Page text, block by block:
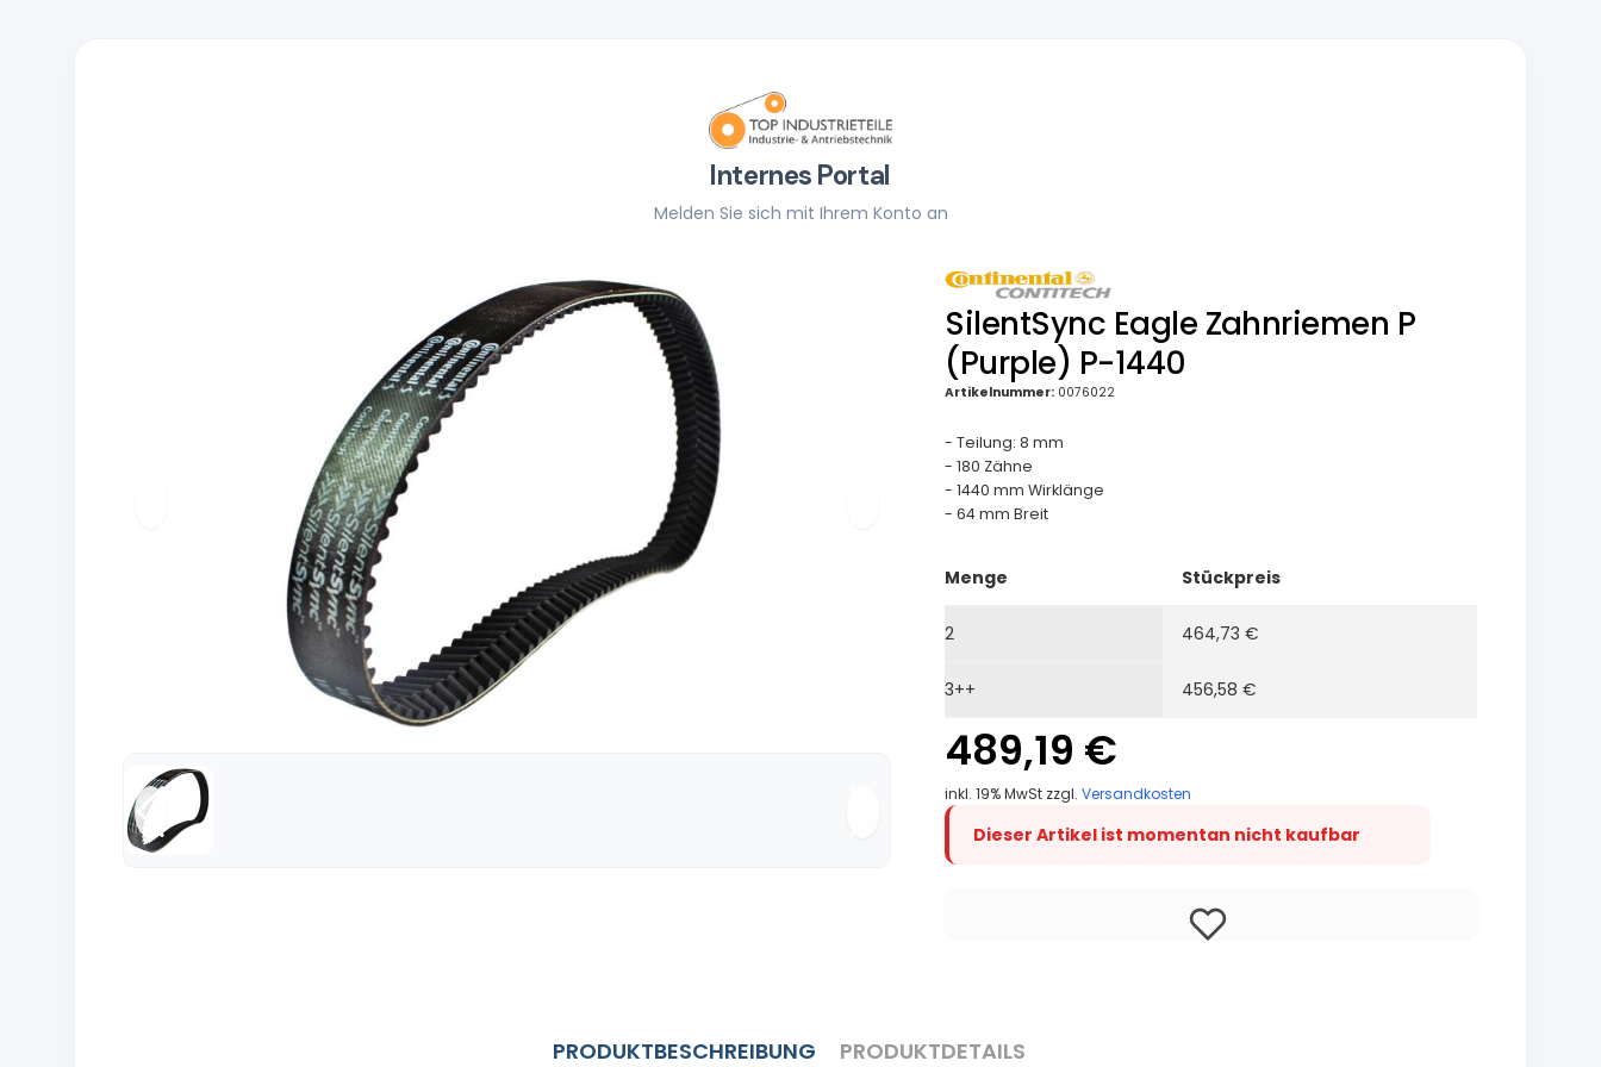
Internes Portal
Melden Sie sich mit Ihrem Konto an
SilentSync Eagle Zahnriemen P
(Purple) P-1440
Artikelnummer: 0076022
- Teilung: 8 mm
- 180 Zähne
- 1440 mm Wirklänge
- 64 mm Breit
Menge Stückpreis
2 464,73 €
3++ 456,58 €
489,19 €
inkl. 19% MwSt zzgl.Versandkosten
Dieser Artikel ist momentan nicht kaufbar
PRODUKTBESCHREIBUNG PRODUKTDETAILS